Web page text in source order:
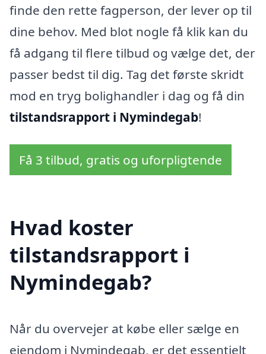
finde den rette fagperson, der lever op til
dine behov. Med blot nogle få klik kan du
få adgang til flere tilbud og vælge det, der
passer bedst til dig. Tag det første skridt
mod en tryg bolighandler i dag og få din
tilstandsrapport i Nymindegab!
Få 3 tilbud, gratis og uforpligtende
Hvad koster
tilstandsrapport i
Nymindegab?
Når du overvejer at købe eller sælge en
ejendom i Nymindegab, er det essentielt